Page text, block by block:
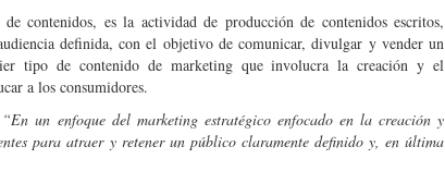
contenidos, es la actividad de producción de contenidos escritos,
definida, con el objetivo de comunicar, divulgar y vender un
tipo de contenido de marketing que involucra la creación y el
a los consumidores.
“En un enfoque del marketing estratégico enfocado en la creación y
para atraer y retener un público claramente definido y, en última